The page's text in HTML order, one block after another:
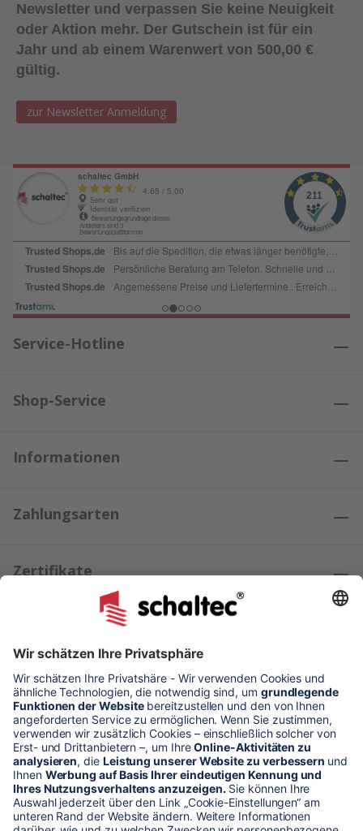
Newsletter und verpassen Sie keine Neuigkeit
oder Aktion mehr. Der Gutschein ist für ein
Jahr und ab einem Warenwert von 500,00 €
gültig.
zur Newsletter Anmeldung
Service-Hotline
Shop-Service
Informationen
Zahlungsarten
Zertifikate
Kundenmeinungen
* Alle Preise verstehen sich zzgl. Mehrwertsteuer und Versandkosten